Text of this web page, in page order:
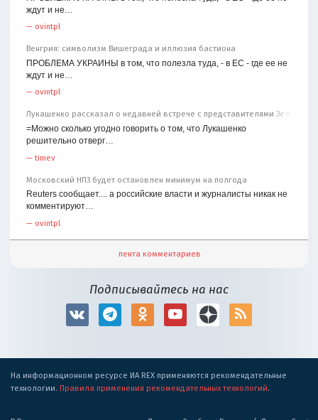
ждут и не…
— ovintpl
Венгрия: символизм Вишеграда и иллюзия бастиона
ПРОБЛЕМА УКРАИНЫ в том, что полезла туда, - в ЕС - где ее не
ждут и не…
— ovintpl
Лукашенко рассказал о недавней встрече с представителями
=Можно сколько угодно говорить о том, что Лукашенко
решительно отверг…
—timev
Московский НПЗ будет остановлен минимум на полгода
Reuters сообщает.... а российские власти и журналисты никак не
комментируют…
— ovintpl
лента комментариев
Подписывайтесь на нас
На информационном ресурсе ИА REX применяются рекомендательные
технологии. Правила применения рекомендательных технологий.